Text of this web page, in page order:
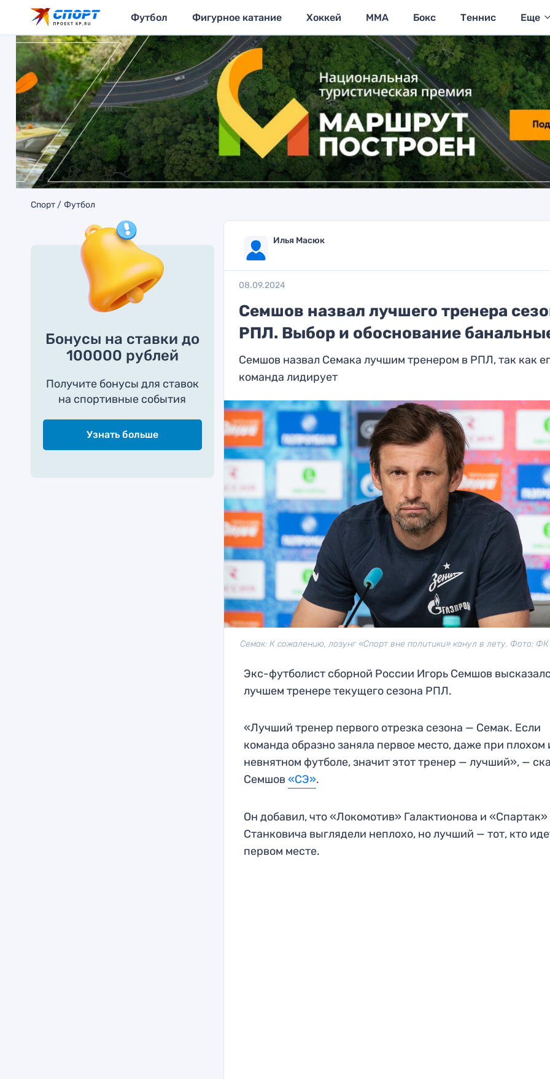
Футбол Фигурное катание Хоккей MMA Бокс Теннис Еще
Спорт Футбол
Бонусы на ставки до
100000 рублей
Получите бонусы для ставок
на спортивные события
Узнать больше
Илья Масюк
08.09.2024
Семшов назвал лучшего тренера
РПЛ. Выбор и обоснование
Семшов назвал Семака лучшим тренером в РПЛ, так как
команда лидирует
Семак: К сожалению, лозунг «Спорт вне политики» канул в лету. Фото:
Экс-футболист сборной России Игорь Семшов
лучшем тренере текущего сезона РПЛ.
«Лучший тренер первого отрезка сезона — Семак. Если
команда образно заняла первое место, даже при плохом
невнятном футболе, значит этот тренер — лучший», —
Семшов«СЭ».
Он добавил, что «Локомотив» Галактионова и «Спартак»
Станковича выглядели неплохо, но лучший — тот, кто
первом месте.